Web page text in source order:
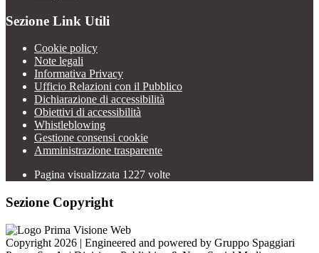
Sezione Link Utili
Cookie policy
Note legali
Informativa Privacy
Ufficio Relazioni con il Pubblico
Dichiarazione di accessibilità
Obiettivi di accessibilità
Whistleblowing
Gestione consensi cookie
Amministrazione trasparente
Pagina visualizzata 1227 volte
Sezione Copyright
Copyright 2026 | Engineered and powered by Gruppo Spaggiari